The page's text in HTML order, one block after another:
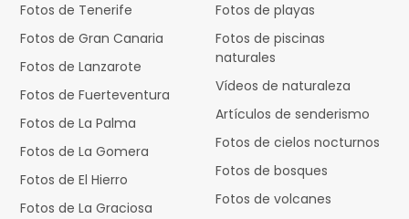
Fotos de Tenerife
Fotos de Gran Canaria
Fotos de Lanzarote
Fotos de Fuerteventura
Fotos de La Palma
Fotos de La Gomera
Fotos de El Hierro
Fotos de La Graciosa
Fotos de playas
Fotos de piscinas
naturales
Vídeos de naturaleza
Artículos de senderismo
Fotos de cielos nocturnos
Fotos de bosques
Fotos de volcanes